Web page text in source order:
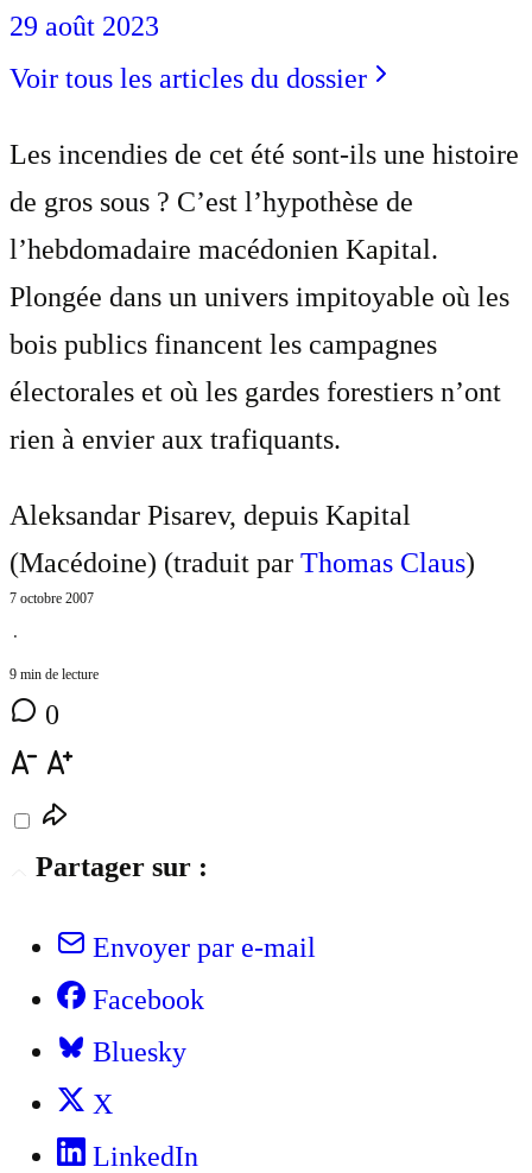
29 août 2023
Voir tous les articles du dossier
Les incendies de cet été sont-ils une histoire
de gros sous ? C’est l’hypothèse de
l’hebdomadaire macédonien Kapital.
Plongée dans un univers impitoyable où les
bois publics financent les campagnes
électorales et où les gardes forestiers n’ont
rien à envier aux trafiquants.
Aleksandar Pisarev, depuis Kapital
(Macédoine) (traduit par Thomas Claus)
7 octobre 2007
⋅
9 min de lecture
0
Partager sur :
Envoyer par e-mail
Facebook
Bluesky
X
LinkedIn